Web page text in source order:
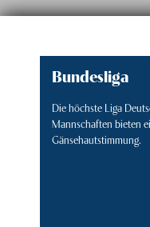
Bundesliga
Die höchste Liga
Mannschaften bieten
Gänsehautstimmung.